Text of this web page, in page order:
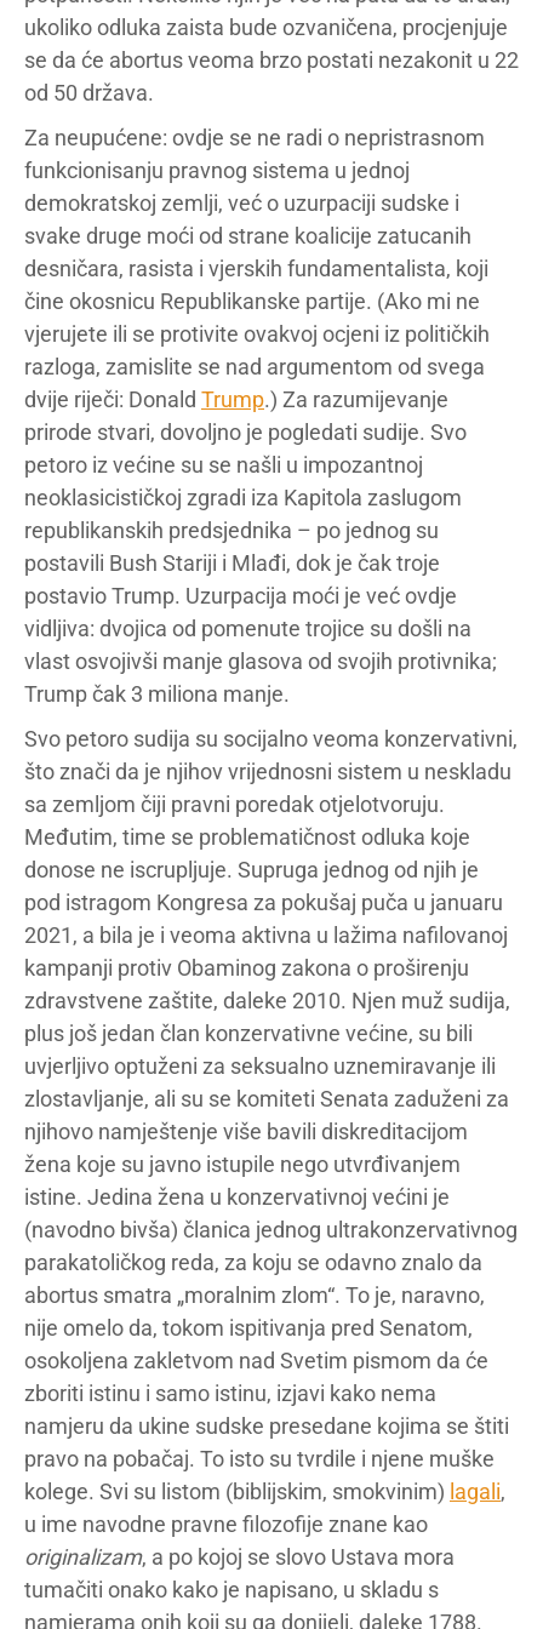
ukoliko odluka zaista bude ozvaničena, procjenjuje
se da će abortus veoma brzo postati nezakonit u 22
od 50 država.
Za neupućene: ovdje se ne radi o nepristrasnom
funkcionisanju pravnog sistema u jednoj
demokratskoj zemlji, već o uzurpaciji sudske i
svake druge moći od strane koalicije zatucanih
desničara, rasista i vjerskih fundamentalista, koji
čine okosnicu Republikanske partije. (Ako mi ne
vjerujete ili se protivite ovakvoj ocjeni iz političkih
razloga, zamislite se nad argumentom od svega
dvije riječi: Donald Trump.) Za razumijevanje
prirode stvari, dovoljno je pogledati sudije. Svo
petoro iz većine su se našli u impozantnoj
neoklasicističkoj zgradi iza Kapitola zaslugom
republikanskih predsjednika – po jednog su
postavili Bush Stariji i Mlađi, dok je čak troje
postavio Trump. Uzurpacija moći je već ovdje
vidljiva: dvojica od pomenute trojice su došli na
vlast osvojivši manje glasova od svojih protivnika;
Trump čak 3 miliona manje.
Svo petoro sudija su socijalno veoma konzervativni,
što znači da je njihov vrijednosni sistem u neskladu
sa zemljom čiji pravni poredak otjelotvoruju.
Međutim, time se problematičnost odluka koje
donose ne iscrupljuje. Supruga jednog od njih je
pod istragom Kongresa za pokušaj puča u januaru
2021, a bila je i veoma aktivna u lažima nafilovanoj
kampanji protiv Obaminog zakona o proširenju
zdravstvene zaštite, daleke 2010. Njen muž sudija,
plus još jedan član konzervativne većine, su bili
uvjerljivo optuženi za seksualno uznemiravanje ili
zlostavljanje, ali su se komiteti Senata zaduženi za
njihovo namještenje više bavili diskreditacijom
žena koje su javno istupile nego utvrđivanjem
istine. Jedina žena u konzervativnoj većini je
(navodno bivša) članica jednog ultrakonzervativnog
parakatoličkog reda, za koju se odavno znalo da
abortus smatra „moralnim zlom“. To je, naravno,
nije omelo da, tokom ispitivanja pred Senatom,
osokoljena zakletvom nad Svetim pismom da će
zboriti istinu i samo istinu, izjavi kako nema
namjeru da ukine sudske presedane kojima se štiti
pravo na pobačaj. To isto su tvrdile i njene muške
kolege. Svi su listom (biblijskim, smokvinim) lagali,
u ime navodne pravne filozofije znane kao
originalizam, a po kojoj se slovo Ustava mora
tumačiti onako kako je napisano, u skladu s
namjerama onih koji su ga donijeli, daleke 1788.